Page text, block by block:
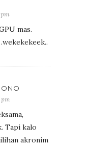
mas.
Tapi kalo
akronim